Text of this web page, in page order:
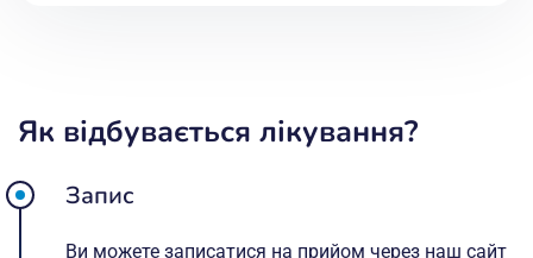
Як відбувається лікування?
Запис
Ви можете записатися на прийом через наш сайт